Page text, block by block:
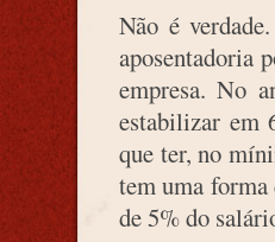
Não é
aposentadoria
empresa. No
estabilizar em
que ter, no
tem uma
de 5% do